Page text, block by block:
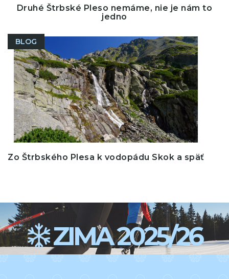
Druhé Štrbské Pleso nemáme, nie je nám to
jedno
BLOG
Zo Štrbského Plesa k vodopádu Skok a späť
ZIMA 2025/26